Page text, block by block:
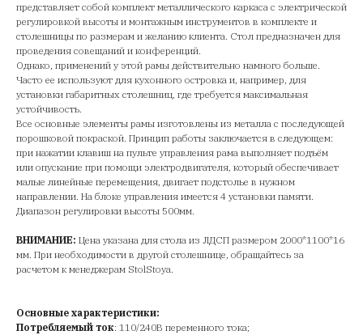
представляет собой комплект металлического каркаса с электрической
регулировкой высоты и монтажным инструментов в комплекте и
столешницы по размерам и желанию клиента. Стол предназначен для
проведения совещаний и конференций.
Однако, применений у этой рамы действительно намного больше.
Часто ее используют для кухонного островка и, например, для
установки габаритных столешниц, где требуется максимальная
устойчивость.
Все основные элементы рамы изготовлены из металла с последующей
порошковой покраской. Принцип работы заключается в следующем:
при нажатии клавиш на пульте управления рама выполняет подъём
или опускание при помощи электродвигателя, который обеспечивает
малые линейные перемещения, двигает подстолье в нужном
направлении. На блоке управления имеется 4 установки памяти.
Диапазон регулировки высоты 500мм.
ВНИМАНИЕ: Цена указана для стола из ЛДСП размером 2000*1100*16
мм. При необходимости в другой столешнице, обращайтесь за
расчетом к менеджерам StolStoya.
Основные характеристики:
Потребляемый ток: 110/240В переменного тока;